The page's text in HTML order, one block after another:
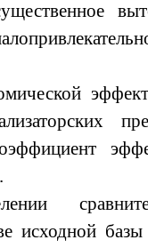
исходной базы